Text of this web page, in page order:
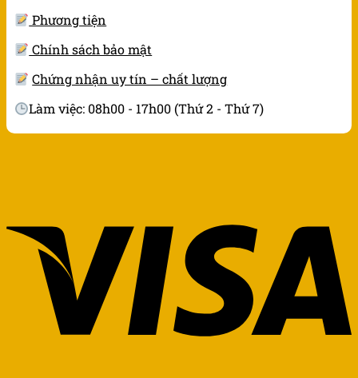
Phương tiện
Chính sách bảo mật
Chứng nhận uy tín – chất lượng
Làm việc: 08h00 - 17h00 (Thứ 2 - Thứ 7)